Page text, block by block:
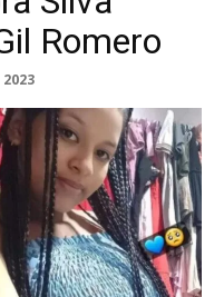
Romero